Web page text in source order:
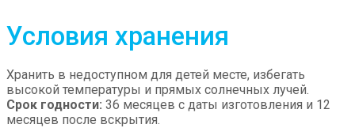
Условия хранения
Хранить в недоступном для детей месте, избегать
высокой температуры и прямых солнечных лучей.
Срок годности: 36 месяцев с даты изготовления и 12
месяцев после вскрытия.